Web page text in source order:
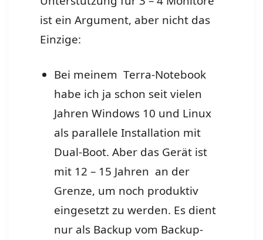
ist ein Argument, aber nicht das
Einzige:
Bei meinem Terra-Notebook
habe ich ja schon seit vielen
Jahren Windows 10 und Linux
als parallele Installation mit
Dual-Boot. Aber das Gerät ist
mit 12 – 15 Jahren an der
Grenze, um noch produktiv
eingesetzt zu werden. Es dient
nur als Backup vom Backup-